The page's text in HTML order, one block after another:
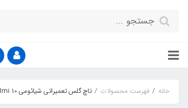
خانه فهرست محصولات تاچ گلس تعمیراتی شیائومی Xiaomi Redmi 10